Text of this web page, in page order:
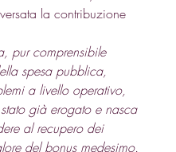
la contribuzione
pur comprensibile
spesa pubblica,
a livello operativo,
già erogato e nasca
al recupero dei
del bonus medesimo.